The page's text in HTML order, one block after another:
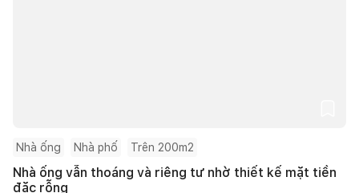
Nhà ống Nhà phố Trên 200m2
Nhà ống vẫn thoáng và riêng tư nhờ thiết kế mặt tiền
đặc rỗng